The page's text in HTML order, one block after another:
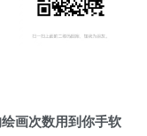
画次数用到你手软